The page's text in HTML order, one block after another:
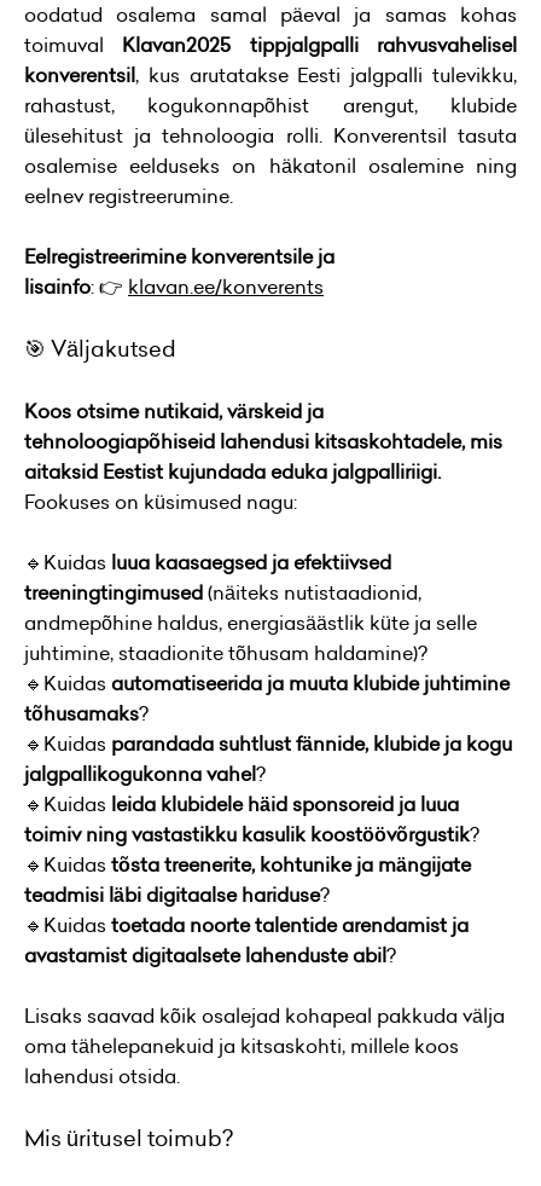
oodatud osalema samal päeval ja samas kohas
toimuval Klavan2025 tippjalgpalli rahvusvahelisel
konverentsil, kus arutatakse Eesti jalgpalli tulevikku,
rahastust, kogukonnapõhist arengut, klubide
ülesehitust ja tehnoloogia rolli. Konverentsil tasuta
osalemise eelduseks on häkatonil osalemine ning
eelnev registreerumine.
Eelregistreerimine konverentsile ja
lisainfo: 👉 klavan.ee/konverents
🎯 Väljakutsed
Koos otsime nutikaid, värskeid ja
tehnoloogiapõhiseid lahendusi kitsaskohtadele, mis
aitaksid Eestist kujundada eduka jalgpalliriigi.
Fookuses on küsimused nagu:
🔹Kuidas luua kaasaegsed ja efektiivsed
treeningtingimused(näiteks nutistaadionid,
andmepõhine haldus, energiasäästlik küte ja selle
juhtimine, staadionite tõhusam haldamine)?
🔹Kuidas automatiseerida ja muuta klubide juhtimine
tõhusamaks?
🔹Kuidas parandada suhtlust fännide, klubide ja kogu
jalgpallikogukonna vahel?
🔹Kuidas leida klubidele häid sponsoreid ja luua
toimiv ning vastastikku kasulik koostöövõrgustik?
🔹Kuidas tõsta treenerite, kohtunike ja mängijate
teadmisi läbi digitaalse hariduse?
🔹Kuidas toetada noorte talentide arendamist ja
avastamistdigitaalsete lahenduste abil?
Lisaks saavad kõik osalejad kohapeal pakkuda välja
oma tähelepanekuid ja kitsaskohti, millele koos
lahendusi otsida.
Mis üritusel toimub?